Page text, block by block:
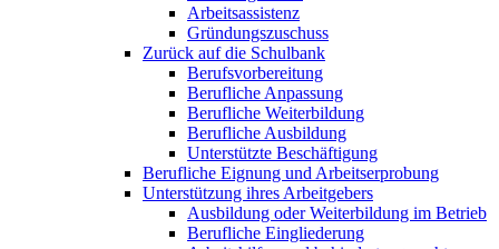
Arbeitsassistenz
Gründungszuschuss
Zurück auf die Schulbank
Berufsvorbereitung
Berufliche Anpassung
Berufliche Weiterbildung
Berufliche Ausbildung
Unterstützte Beschäftigung
Berufliche Eignung und Arbeitserprobung
Unterstützung ihres Arbeitgebers
Ausbildung oder Weiterbildung im Betrieb
Berufliche Eingliederung